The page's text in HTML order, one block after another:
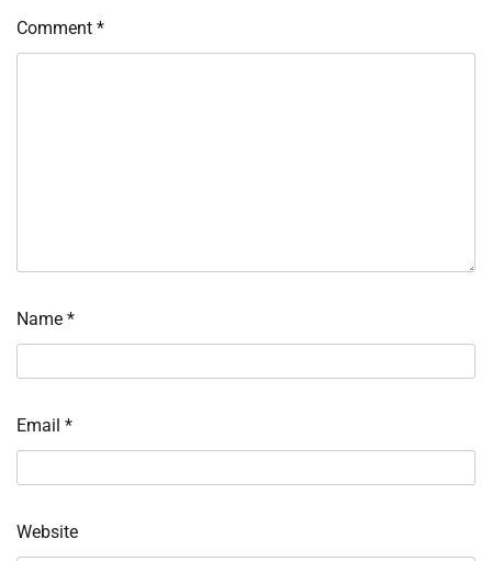
Comment *
Name *
Email *
Website